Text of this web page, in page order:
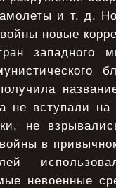
и т. д.
новые
западного
не вступали на
не
войны в
невоенные